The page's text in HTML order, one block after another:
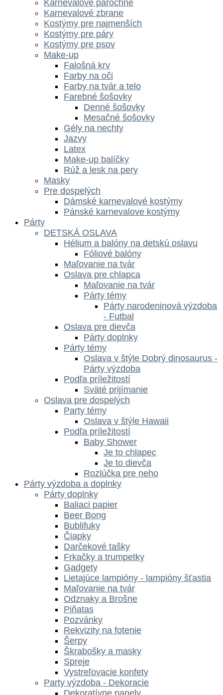
Karnevalove parochne
Karnevalové zbrane
Kostýmy pre najmenších
Kostýmy pre páry
Kostýmy pre psov
Make-up
Falošná krv
Farby na oči
Farby na tvár a telo
Farebné šošovky
Denné šošovky
Mesačné šošovky
Gély na nechty
Jazvy
Latex
Make-up balíčky
Rúž a lesk na pery
Masky
Pre dospelých
Dámské karnevalové kostýmy
Pánské karnevalove kostýmy
Párty
DETSKÁ OSLAVA
Hélium a balóny na detskú oslavu
Fóliové balóny
Maľovanie na tvár
Oslava pre chlapca
Maľovanie na tvár
Párty témy
Párty narodeninová výzdoba
- Futbal
Oslava pre dievča
Párty doplnky
Párty témy
Oslava v štýle Dobrý dinosaurus -
Párty výzdoba
Podľa príležitostí
Sväté prijímanie
Oslava pre dospelých
Party témy
Oslava v štýle Hawaii
Podľa príležitostí
Baby Shower
Je to chlapec
Je to dievča
Rozlúčka pre neho
Párty výzdoba a doplnky
Párty doplnky
Baliaci papier
Beer Bong
Bublifuky
Čiapky
Darčekové tašky
Frkačky a trumpetky
Gadgety
Lietajúce lampióny - lampióny šťastia
Maľovanie na tvár
Odznaky a Brošne
Piňatas
Pozvánky
Rekvizity na fotenie
Šerpy
Škrabošky a masky
Spreje
Vystreľovacie konfety
Party výzdoba - Dekoracie
Dekoratívne panely